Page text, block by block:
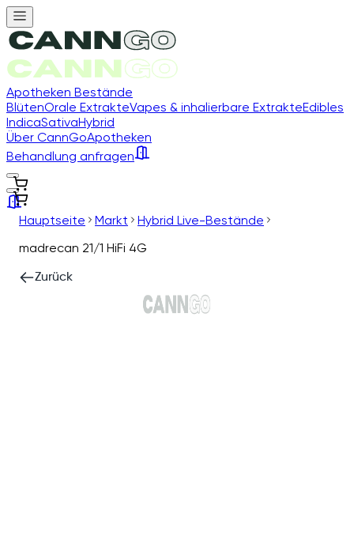
Apotheken Bestände
BlütenOrale ExtrakteVapes & inhalierbare ExtrakteEdibles
IndicaSativaHybrid
Über CannGoApotheken
Behandlung anfragen
Hauptseite Markt
Hybrid Live-Bestände
madrecan 21/1 HiFi 4G
Zurück